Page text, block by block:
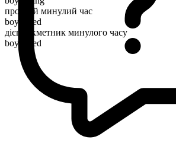
простий минулий час
boycotted
дієприкметник минулого часу
boycotted